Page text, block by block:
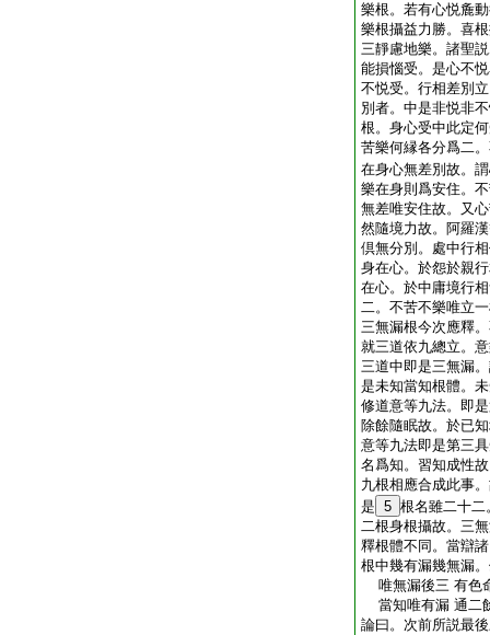
樂根。若有心悦麁
樂根攝益力勝。喜
三靜慮地樂。諸聖
能損惱受。是心不
不悦受。行相差別
別者。中是非悦非
根。身心受中此定
苦樂何縁各分爲二
在身心無差別故。
樂在身則爲安住。
無差唯安住故。又
然隨境力故。阿羅
倶無分別。處中行
身在心。於怨於親
在心。於中庸境行
二。不苦不樂唯立
三無漏根今次應釋
就三道依九總立。
三道中即是三無漏
是未知當知根體。
修道意等九法。即
除餘隨眠故。於已
意等九法即是第三
名爲知。習知成性
九根相應合成此事
是 5 根名雖二十二
二根身根攝故。三
釋根體不同。當辯
根中幾有漏幾無漏
唯無漏後三 有色
當知唯有漏 通二
論曰。次前所説最